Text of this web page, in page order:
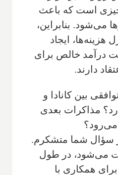
است که باعث
می‌شود. بنابراین،
هزینه‌ها، ایجاد
درآمد خالص برای
دارند.
بین کانادا و
مذاکرات بعدی
سؤال شما متشکرم.
می‌شود، در طول
همکاری با